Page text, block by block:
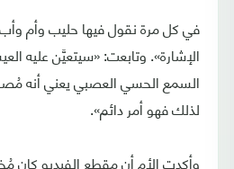
في كل مرة نقول فيها حليب وأم
الإشارة». وتابعت: «سيتعيَّن عليه
السمع الحسي العصبي يعني أنه
لذلك فهو أمر دائم».
وأكدت الأم أن مقطع الفيديو كان